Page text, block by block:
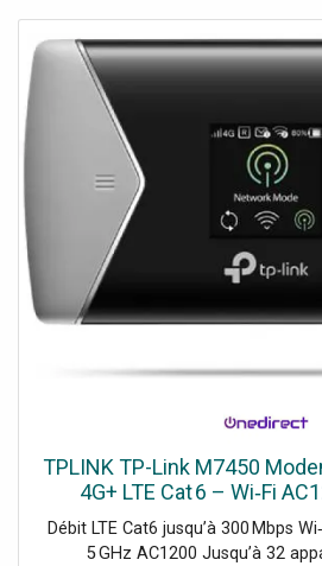
TPLINK TP-Link M7450
4G+ LTE Cat 6 – Wi‑Fi
3000 mAh
Débit LTE Cat6 jusqu’à 300 Mbps
5 GHz AC1200 Jusqu’à 32